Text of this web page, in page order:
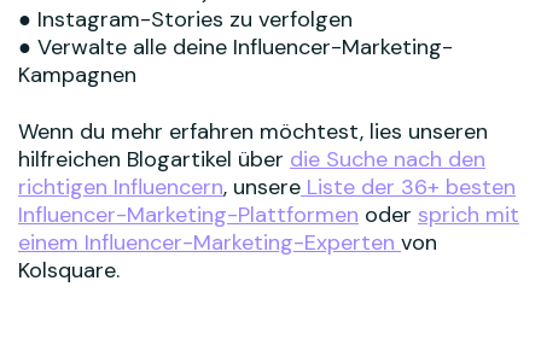
● Instagram-Stories zu verfolgen
● Verwalte alle deine Influencer-Marketing-
Kampagnen
Wenn du mehr erfahren möchtest, lies unseren
hilfreichen Blogartikel über die Suche nach den
richtigen Influencern, unsere Liste der 36+ besten
Influencer-Marketing-Plattformen oder sprich mit
einem Influencer-Marketing-Experten von
Kolsquare.